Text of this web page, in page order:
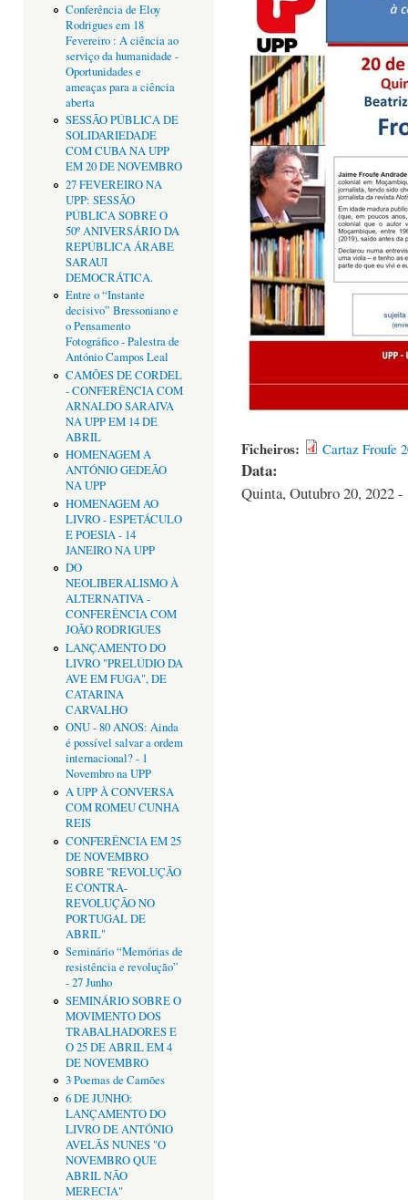
Conferência de Eloy
Rodrigues em 18
Fevereiro : A ciência ao
serviço da humanidade -
Oportunidades e
ameaças para a ciência
aberta
SESSÃO PÚBLICA DE
SOLIDARIEDADE
COM CUBA NA UPP
EM 20 DE NOVEMBRO
27 FEVEREIRO NA
UPP: SESSÃO
PÚBLICA SOBRE O
50º ANIVERSÁRIO DA
REPÚBLICA ÁRABE
SARAUI
DEMOCRÁTICA.
Entre o “Instante
decisivo” Bressoniano e
o Pensamento
Fotográfico - Palestra de
António Campos Leal
CAMÕES DE CORDEL
- CONFERÊNCIA COM
ARNALDO SARAIVA
NA UPP EM 14 DE
ABRIL
HOMENAGEM A
ANTÓNIO GEDEÃO
NA UPP
HOMENAGEM AO
LIVRO - ESPETÁCULO
E POESIA - 14
JANEIRO NA UPP
DO
NEOLIBERALISMO À
ALTERNATIVA -
CONFERÊNCIA COM
JOÃO RODRIGUES
LANÇAMENTO DO
LIVRO "PRELÚDIO DA
AVE EM FUGA", DE
CATARINA
CARVALHO
ONU - 80 ANOS: Ainda
é possível salvar a ordem
internacional? - 1
Novembro na UPP
A UPP À CONVERSA
COM ROMEU CUNHA
REIS
CONFERÊNCIA EM 25
DE NOVEMBRO
SOBRE "REVOLUÇÃO
E CONTRA-
REVOLUÇÃO NO
PORTUGAL DE
ABRIL"
Seminário “Memórias de
resistência e revolução”
- 27 Junho
SEMINÁRIO SOBRE O
MOVIMENTO DOS
TRABALHADORES E
O 25 DE ABRIL EM 4
DE NOVEMBRO
3 Poemas de Camões
6 DE JUNHO:
LANÇAMENTO DO
LIVRO DE ANTÓNIO
AVELÃS NUNES "O
NOVEMBRO QUE
ABRIL NÃO
MERECIA"
Ficheiros: Cartaz Froufe
Data:
Quinta, Outubro 20, 2022 -